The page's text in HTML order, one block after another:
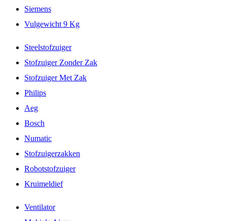
Siemens
Vulgewicht 9 Kg
Steelstofzuiger
Stofzuiger Zonder Zak
Stofzuiger Met Zak
Philips
Aeg
Bosch
Numatic
Stofzuigerzakken
Robotstofzuiger
Kruimeldief
Ventilator